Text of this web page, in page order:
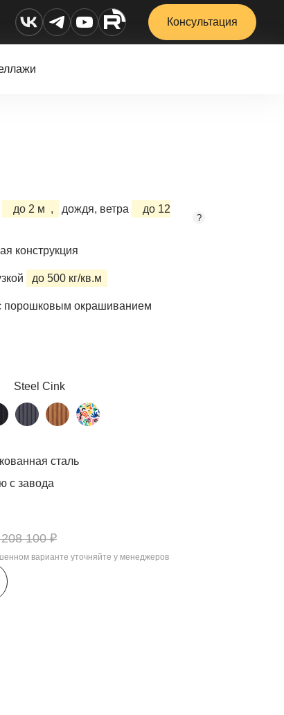
Консультация
до 2 м , дождя, ветра
до 12
?
конструкция
до 500 кг/кв.м
порошковым окрашиванием
Steel Cink
сталь
с завода
208 100 ₽
варианте уточняйте у менеджеров